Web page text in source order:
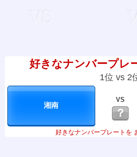
好きなナンバープレ
1位 vs 2
VS
？
好きなナンバープレートを